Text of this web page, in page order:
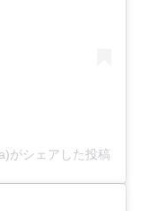
がシェアした投稿